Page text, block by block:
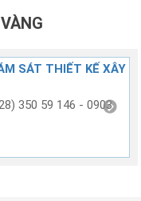
SÁT THIẾT KẾ XÂY